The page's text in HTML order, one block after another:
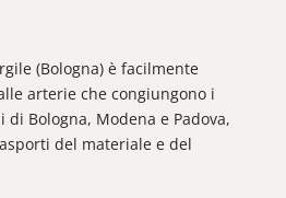
(Bologna) è facilmente
arterie che congiungono i
Bologna, Modena e Padova,
del materiale e del